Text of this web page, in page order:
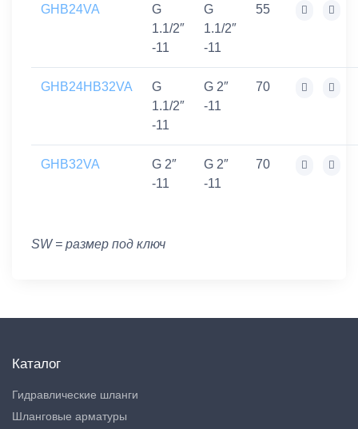
GHB24VA
G
1.1/2″
-11
G
1.1/2″
-11
55
GHB24HB32VA
G
1.1/2″
-11
G 2″
-11
70
GHB32VA
G 2″
-11
G 2″
-11
70
SW = размер под ключ
Каталог
Гидравлические шланги
Шланговые арматуры